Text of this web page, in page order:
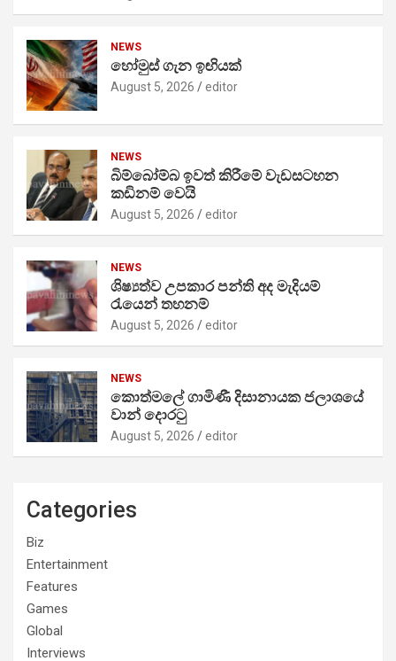
NEWS
හෝමුස් ගැන ඉඟියක්
August 5, 2026 editor
NEWS
බිම්බෝම්බ ඉවත් කිරීමේ වැඩසටහන
කඩිනම් වෙයි
August 5, 2026 editor
NEWS
ශිෂ්‍යත්ව උපකාර පන්ති අද මැදියම්
රැයෙන් තහනම්
August 5, 2026 editor
NEWS
කොත්මලේ ගාමිණී දිසානායක ජලාශයේ
වාන් දොරටු
August 5, 2026 editor
Categories
Biz
Entertainment
Features
Games
Global
Interviews